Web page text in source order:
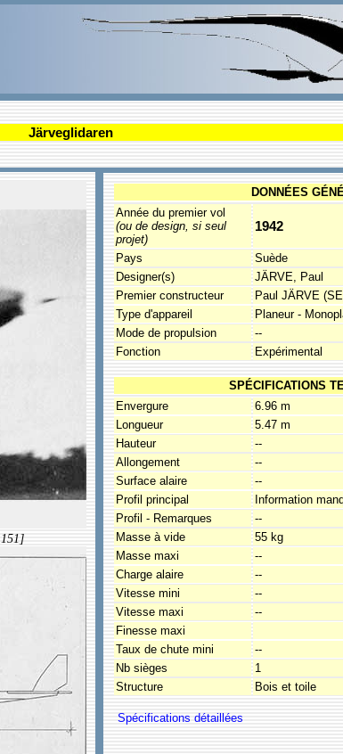
Järveglidaren
DONNÉES
Année du premier vol
(ou de design, si seul
projet)
1942
Pays
Suède
Designer(s)
JÄRVE, Paul
Premier constructeur
Paul JÄRVE
Type d'appareil
Planeur -
Mode de propulsion
--
Fonction
Expérimental
SPÉCIFICATIONS
Envergure
6.96 m
Longueur
5.47 m
Hauteur
--
Allongement
--
Surface alaire
--
Profil principal
Information
Profil - Remarques
--
Masse à vide
55 kg
Masse maxi
--
Charge alaire
--
Vitesse mini
--
Vitesse maxi
--
Finesse maxi
Taux de chute mini
--
Nb sièges
1
Structure
Bois et toile